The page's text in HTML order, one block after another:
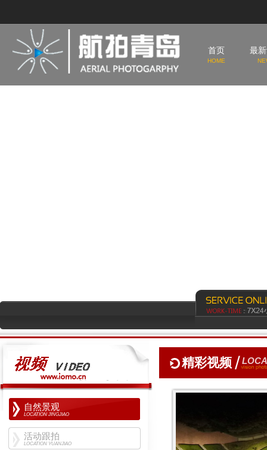
首页
HOME
最
自然景观
LOCATION JINGJIAO
活动跟拍
LOCATION YUANJIAO
精彩视频